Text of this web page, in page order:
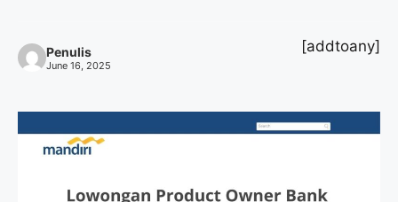
Penulis
June 16, 2025
[addtoany]